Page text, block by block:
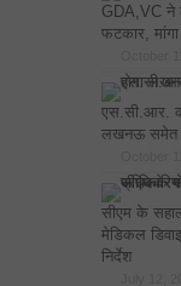
GDA,VC ने
फटकार,
एस.सी.आर.
लखनऊ समेत
सीएम के
मेडिकल
निर्देश